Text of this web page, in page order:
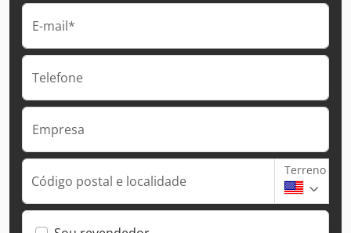
E-mail*
Telefone
Empresa
Código postal e localidade
Terreno